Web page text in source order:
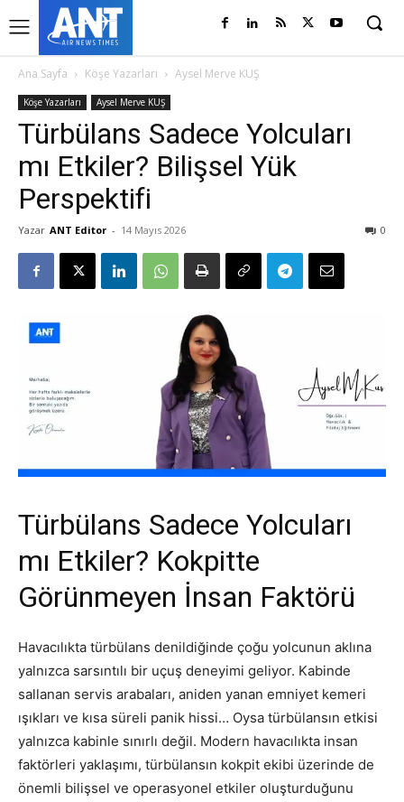
Ana Sayfa Köşe Yazarları Aysel Merve KUŞ
Köşe Yazarları Aysel Merve KUŞ
Türbülans Sadece Yolcuları
mı Etkiler? Bilişsel Yük
Perspektifi
Yazar ANT Editor - 14 Mayıs 2026 0
Türbülans Sadece Yolcuları
mı Etkiler? Kokpitte
Görünmeyen İnsan Faktörü
Havacılıkta türbülans denildiğinde çoğu yolcunun aklına
yalnızca sarsıntılı bir uçuş deneyimi geliyor. Kabinde
sallanan servis arabaları, aniden yanan emniyet kemeri
ışıkları ve kısa süreli panik hissi… Oysa türbülansın etkisi
yalnızca kabinle sınırlı değil. Modern havacılıkta insan
faktörleri yaklaşımı, türbülansın kokpit ekibi üzerinde de
önemli bilişsel ve operasyonel etkiler oluşturduğunu